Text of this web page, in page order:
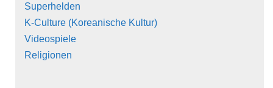
Superhelden
K-Culture (Koreanische Kultur)
Videospiele
Religionen